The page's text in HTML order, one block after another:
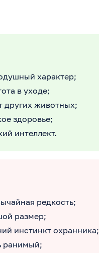
характер;
в уходе;
других животных;
здоровье;
интеллект.
редкость;
размер;
инстинкт охранника;
ранимый;